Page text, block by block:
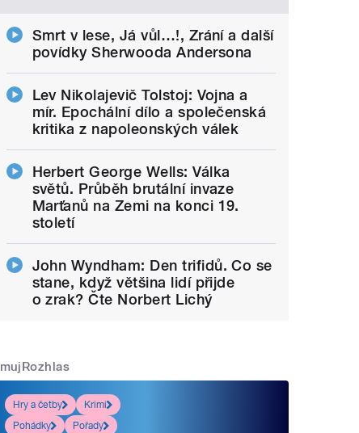
Smrt v lese, Já vůl…!, Zrání a další
povídky Sherwooda Andersona
Lev Nikolajevič Tolstoj: Vojna a
mír. Epochální dílo a společenská
kritika z napoleonských válek
Herbert George Wells: Válka
světů. Průběh brutální invaze
Marťanů na Zemi na konci 19.
století
John Wyndham: Den trifidů. Co se
stane, když většina lidí přijde
o zrak? Čte Norbert Lichý
mujRozhlas
Hry a četby
Krimi
Pohádky
Pořady